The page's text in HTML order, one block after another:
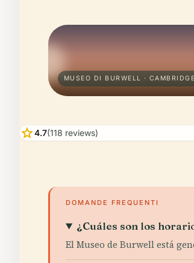
MUSEO DI BURWELL · CAMBRIDGE
star4.7(118 reviews)
DOMANDE FREQUENTI
¿Cuáles son los
El Museo de Burwell está